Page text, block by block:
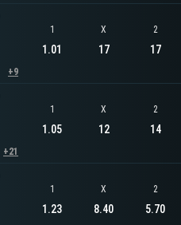
+9
1
1.01
X
17
2
17
+21
1
1.05
X
12
2
14
1
1.23
X
8.40
2
5.70